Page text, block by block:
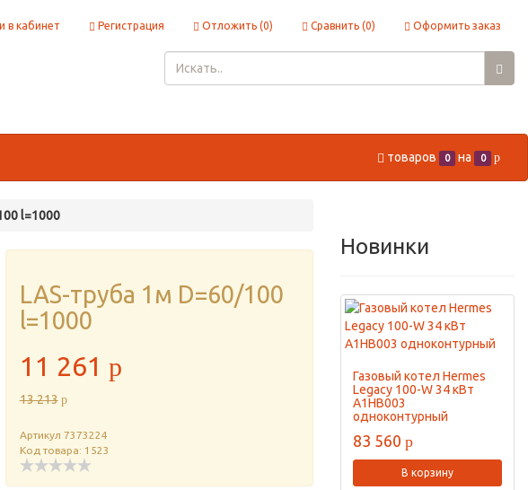
в кабинет Регистрация Отложить (0) Сравнить (0) Оформить заказ
товаров 0 на 0 p
l=1000
LAS-труба 1м D=60/100
l=1000
11 261 p
13 213 p
Артикул 7373224
Код товара: 1523
Новинки
Газовый котел Hermes
Legacy 100-W 34 кВт
A1HB003
одноконтурный
83 560 p
В корзину